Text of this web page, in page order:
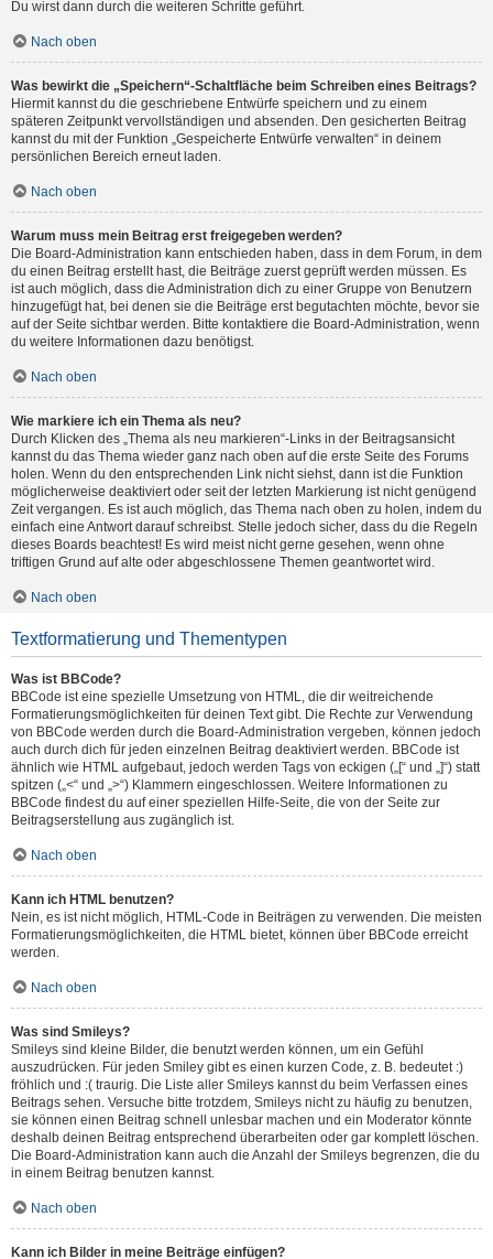
Du wirst dann durch die weiteren Schritte geführt.
Nach oben
Was bewirkt die „Speichern“-Schaltfläche beim Schreiben eines Beitrags?
Hiermit kannst du die geschriebene Entwürfe speichern und zu einem
späteren Zeitpunkt vervollständigen und absenden. Den gesicherten Beitrag
kannst du mit der Funktion „Gespeicherte Entwürfe verwalten“ in deinem
persönlichen Bereich erneut laden.
Nach oben
Warum muss mein Beitrag erst freigegeben werden?
Die Board-Administration kann entschieden haben, dass in dem Forum, in dem
du einen Beitrag erstellt hast, die Beiträge zuerst geprüft werden müssen. Es
ist auch möglich, dass die Administration dich zu einer Gruppe von Benutzern
hinzugefügt hat, bei denen sie die Beiträge erst begutachten möchte, bevor sie
auf der Seite sichtbar werden. Bitte kontaktiere die Board-Administration, wenn
du weitere Informationen dazu benötigst.
Nach oben
Wie markiere ich ein Thema als neu?
Durch Klicken des „Thema als neu markieren“-Links in der Beitragsansicht
kannst du das Thema wieder ganz nach oben auf die erste Seite des Forums
holen. Wenn du den entsprechenden Link nicht siehst, dann ist die Funktion
möglicherweise deaktiviert oder seit der letzten Markierung ist nicht genügend
Zeit vergangen. Es ist auch möglich, das Thema nach oben zu holen, indem du
einfach eine Antwort darauf schreibst. Stelle jedoch sicher, dass du die Regeln
dieses Boards beachtest! Es wird meist nicht gerne gesehen, wenn ohne
triftigen Grund auf alte oder abgeschlossene Themen geantwortet wird.
Nach oben
Textformatierung und Thementypen
Was ist BBCode?
BBCode ist eine spezielle Umsetzung von HTML, die dir weitreichende
Formatierungsmöglichkeiten für deinen Text gibt. Die Rechte zur Verwendung
von BBCode werden durch die Board-Administration vergeben, können jedoch
auch durch dich für jeden einzelnen Beitrag deaktiviert werden. BBCode ist
ähnlich wie HTML aufgebaut, jedoch werden Tags von eckigen („[“ und „]“) statt
spitzen („<“ und „>“) Klammern eingeschlossen. Weitere Informationen zu
BBCode findest du auf einer speziellen Hilfe-Seite, die von der Seite zur
Beitragserstellung aus zugänglich ist.
Nach oben
Kann ich HTML benutzen?
Nein, es ist nicht möglich, HTML-Code in Beiträgen zu verwenden. Die meisten
Formatierungsmöglichkeiten, die HTML bietet, können über BBCode erreicht
werden.
Nach oben
Was sind Smileys?
Smileys sind kleine Bilder, die benutzt werden können, um ein Gefühl
auszudrücken. Für jeden Smiley gibt es einen kurzen Code, z. B. bedeutet :)
fröhlich und :( traurig. Die Liste aller Smileys kannst du beim Verfassen eines
Beitrags sehen. Versuche bitte trotzdem, Smileys nicht zu häufig zu benutzen,
sie können einen Beitrag schnell unlesbar machen und ein Moderator könnte
deshalb deinen Beitrag entsprechend überarbeiten oder gar komplett löschen.
Die Board-Administration kann auch die Anzahl der Smileys begrenzen, die du
in einem Beitrag benutzen kannst.
Nach oben
Kann ich Bilder in meine Beiträge einfügen?